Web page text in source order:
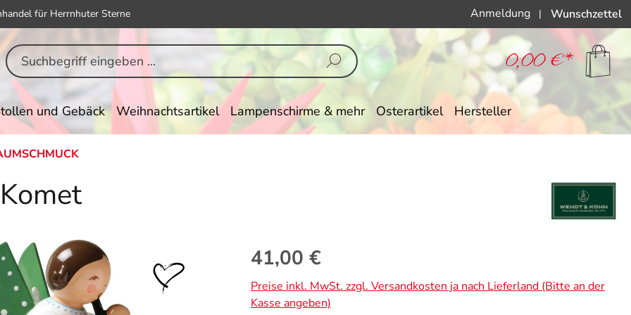
für Herrnhuter Sterne Anmeldung | Wunschzettel
0,00 €*
und Gebäck Weihnachtsartikel Lampenschirme & mehr Osterartikel Hersteller
Regulärer Preis:
41,00 €
Preise inkl. MwSt. zzgl. Versandkosten ja nach Lieferland (Bitte an der
Kasse angeben)